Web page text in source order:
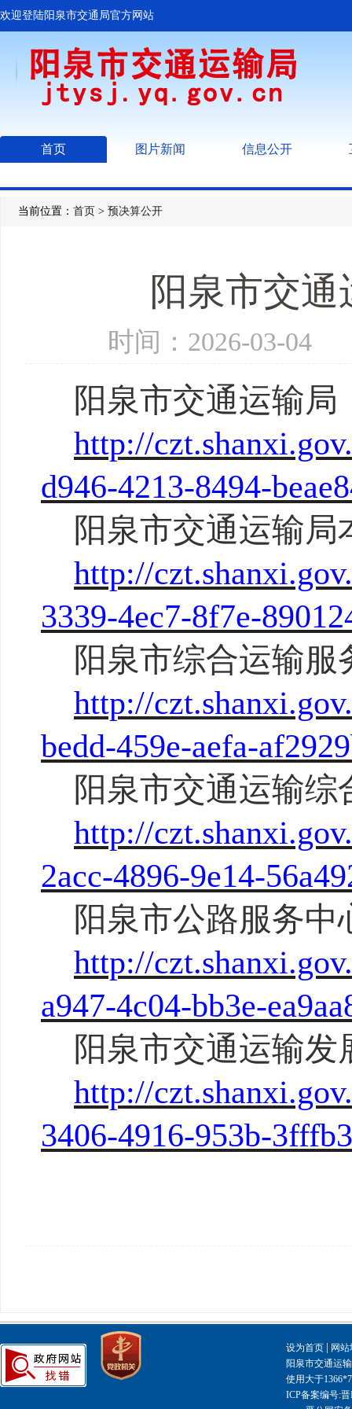
欢迎登陆阳泉市交通局官方网站
首页 图片新闻 信息公开
当前位置： 首页 > 预决算公开
阳泉市交通
时间：2026-03-
阳泉市交通运输局
http://
d946-4213-8494-
阳泉市交通运输局
http://
3339-4ec7-8f7e-
阳泉市综合运输服
http://
bedd-459e-aefa-
阳泉市交通运输综
http://
2acc-4896-9e14-
阳泉市公路服务中
http://
a947-4c04-bb3e-
阳泉市交通运输发
http://
3406-4916-953b-
设为首页
网
阳泉市交通运
使用大于
ICP备案编号:晋